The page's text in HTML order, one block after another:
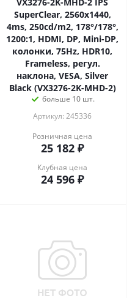
SuperClear, 2560x1440,
4ms, 250cd/m2, 178°/178°,
1200:1, HDMI, DP, Mini-DP,
колонки, 75Hz, HDR10,
Frameless, регул.
наклона, VESA, Silver
Black (VX3276-2K-MHD-2)
больше 10 шт.
Артикул: 245336
Розничная цена
25 182 ₽
Клубная цена
24 596 ₽